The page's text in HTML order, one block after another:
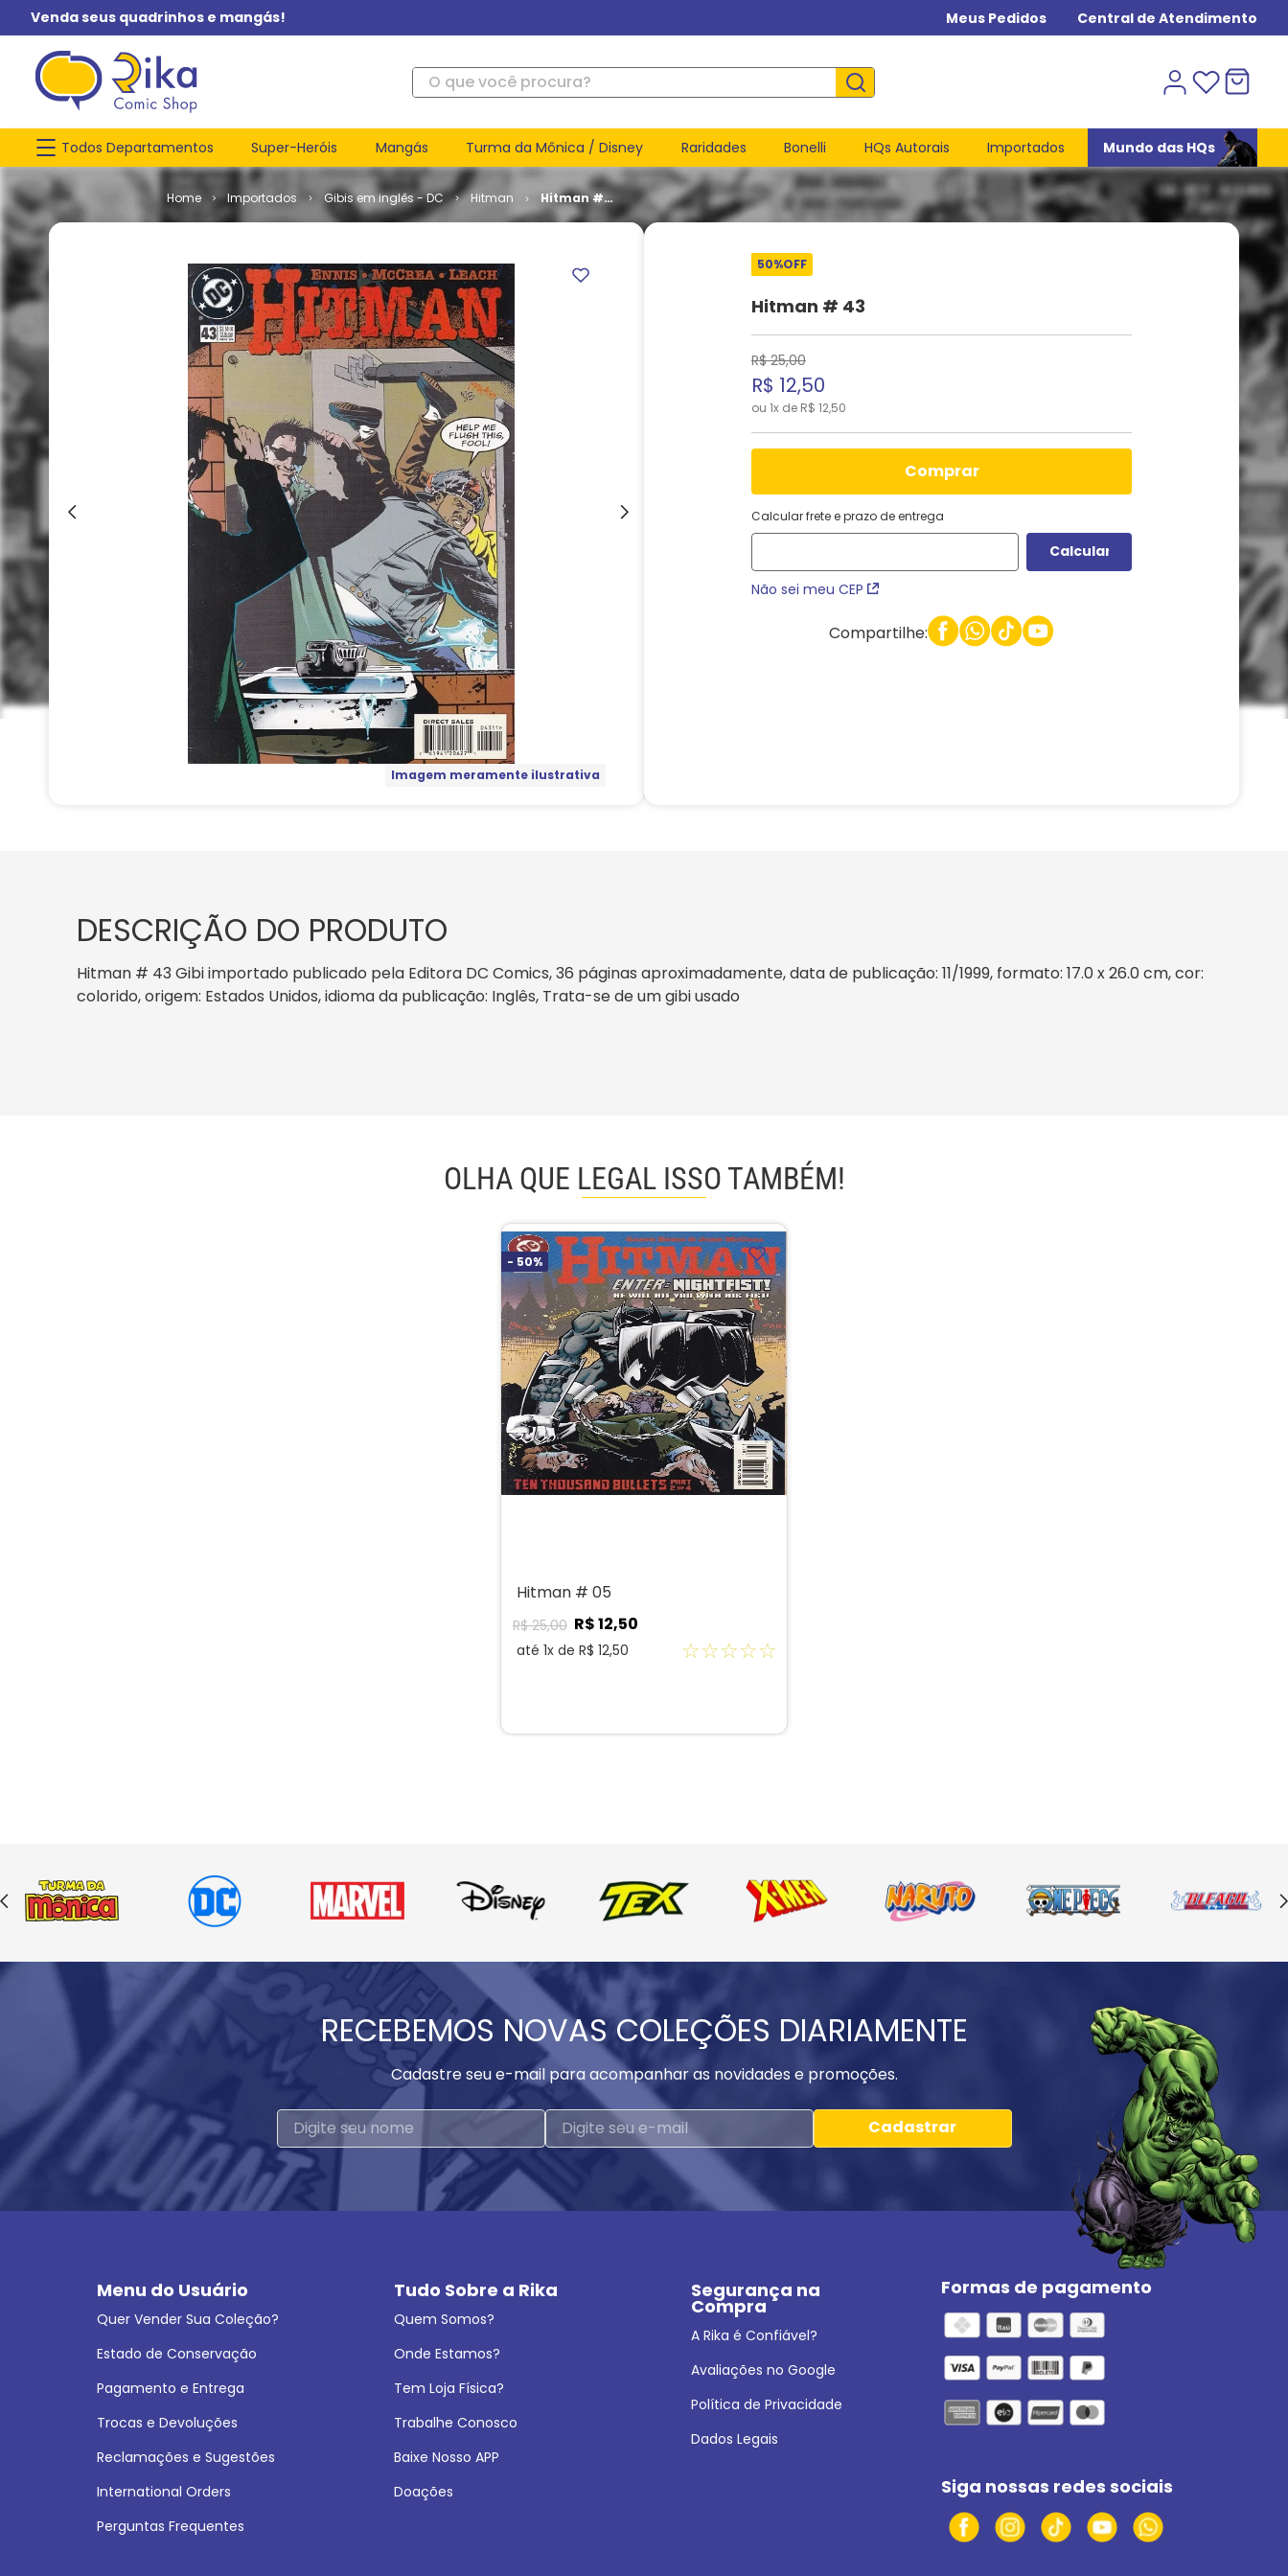
Venda seus quadrinhos e mangás! Meus Pedidos Central de Atendimento
O que você procura?
Todos Departamentos Super-Heróis Mangás Turma da Mônica / Disney Raridades Bonelli HQs Autorais Importados Mundo das HQs
Importados Gibis em inglês - DC Hitman
Hitman #
43
Imagem meramente ilustrativa
50%OFF
Hitman # 43
R$ 25,00
R$ 12,50
ou 1x de R$ 12,50
comprar
Calcular frete e prazo de entrega
Não sei meu CEP
Compartilhe:
DESCRIÇÃO DO PRODUTO
Hitman # 43 Gibi importado publicado pela Editora DC Comics, 36 páginas aproximadamente, data de publicação: 11/1999, formato: 17.0 x 26.0 cm, cor:
colorido, origem: Estados Unidos, idioma da publicação: Inglês, Trata-se de um gibi usado
OLHA QUE LEGAL ISSO TAMBÉM!
- 50%
Hitman # 05
R$ 25,00 R$12,50
até 1x de R$ 12,50 ☆☆☆☆☆
RECEBEMOS NOVAS COLEÇÕES DIARIAMENTE
Cadastre seu e-mail para acompanhar as novidades e promoções.
Cadastrar
Menu do Usuário
Quer Vender Sua Coleção?
Estado de Conservação
Pagamento e Entrega
Trocas e Devoluções
Reclamações e Sugestões
International Orders
Perguntas Frequentes
Tudo Sobre a Rika
Quem Somos?
Onde Estamos?
Tem Loja Física?
Trabalhe Conosco
Baixe Nosso APP
Doações
Segurança na
Compra
A Rika é Confiável?
Avaliações no Google
Política de Privacidade
Dados Legais
Formas de pagamento
Siga nossas redes sociais